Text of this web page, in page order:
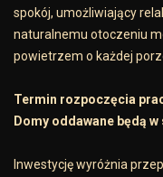
spokój, umożliwiający
naturalnemu otoczeniu
powietrzem o każdej
Termin rozpoczęcia
Domy oddawane będą
Inwestycję wyróżnia